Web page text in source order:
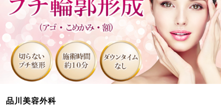
品川美容外科